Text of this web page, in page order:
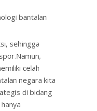
bantalan
sehingga
celah
negara kita
di bidang